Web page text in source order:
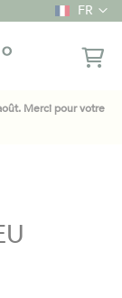
LangueFR
Merci pour votre